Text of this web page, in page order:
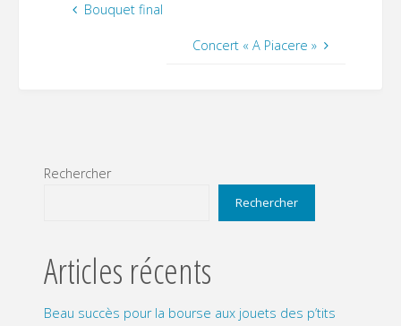
Bouquet final
Concert « A Piacere »
Rechercher
Rechercher
Articles récents
Beau succès pour la bourse aux jouets des p’tits